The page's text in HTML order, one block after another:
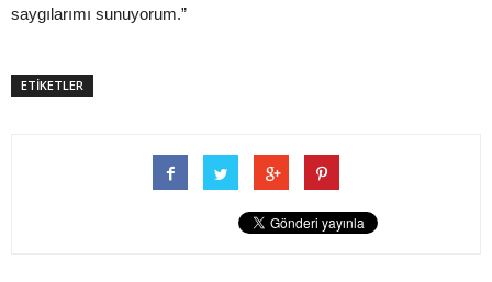
saygılarımı sunuyorum.”
ETİKETLER